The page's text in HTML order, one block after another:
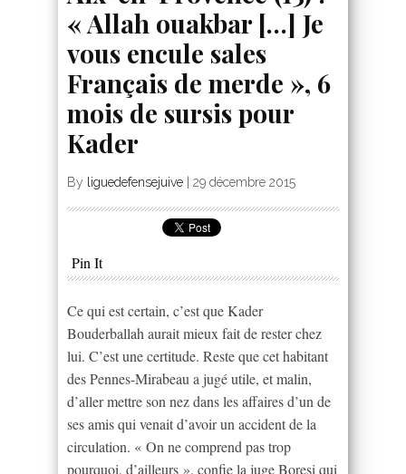
« Allah ouakbar […] Je
vous encule sales
Français de merde », 6
mois de sursis pour
Kader
By liguedefensejuive 29 décembre 2015
Pin It
Ce qui est certain, c’est que Kader
Bouderballah aurait mieux fait de rester chez
lui. C’est une certitude. Reste que cet habitant
des Pennes-Mirabeau a jugé utile, et malin,
d’aller mettre son nez dans les affaires d’un de
ses amis qui venait d’avoir un accident de la
circulation. « On ne comprend pas trop
pourquoi, d’ailleurs », confie la juge Boresi qui